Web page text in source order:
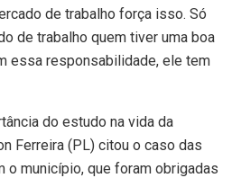
de trabalho força isso. Só
de trabalho quem tiver uma boa
essa responsabilidade, ele tem
do estudo na vida da
Ferreira (PL) citou o caso das
o município, que foram obrigadas